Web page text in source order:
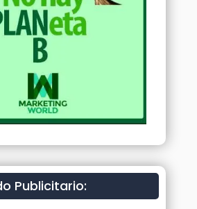
Publicitario: